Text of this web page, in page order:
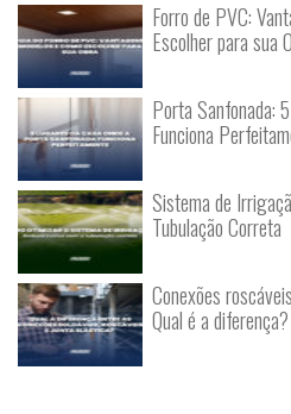
Forro de PVC:
Escolher para sua
Porta Sanfonada:
Funciona
Sistema de
Tubulação Correta
Conexões
Qual é a diferença?